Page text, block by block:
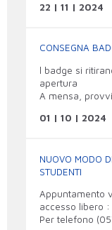
22 | 11 | 2024
CONSEGNA
l badge si
apertura
A mensa,
01 | 10 | 2024
NUOVO MODO
STUDENTI
Appuntamento
accesso libero
Per telefono